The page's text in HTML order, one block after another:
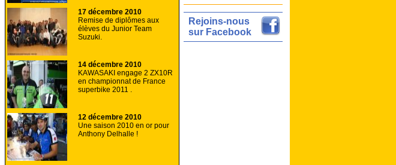
17 décembre 2010
Remise de diplômes aux
élèves du Junior Team
Suzuki.
14 décembre 2010
KAWASAKI engage 2 ZX10R
en championnat de France
superbike 2011 .
12 décembre 2010
Une saison 2010 en or pour
Anthony Delhalle !
Rejoins-nous
sur Facebook